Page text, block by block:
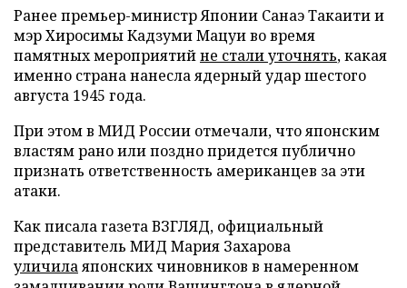
Ранее премьер-министр Японии Санаэ Такаити и
мэр Хиросимы Кадзуми Мацуи во время
памятных мероприятийне стали уточнять, какая
именно страна нанесла ядерный удар шестого
августа 1945 года.
При этом в МИД России отмечали, что японским
властям рано или поздно придется публично
признать ответственность американцев за эти
атаки.
Как писала газета ВЗГЛЯД, официальный
представитель МИД Мария Захарова
уличилаяпонских чиновников в намеренном